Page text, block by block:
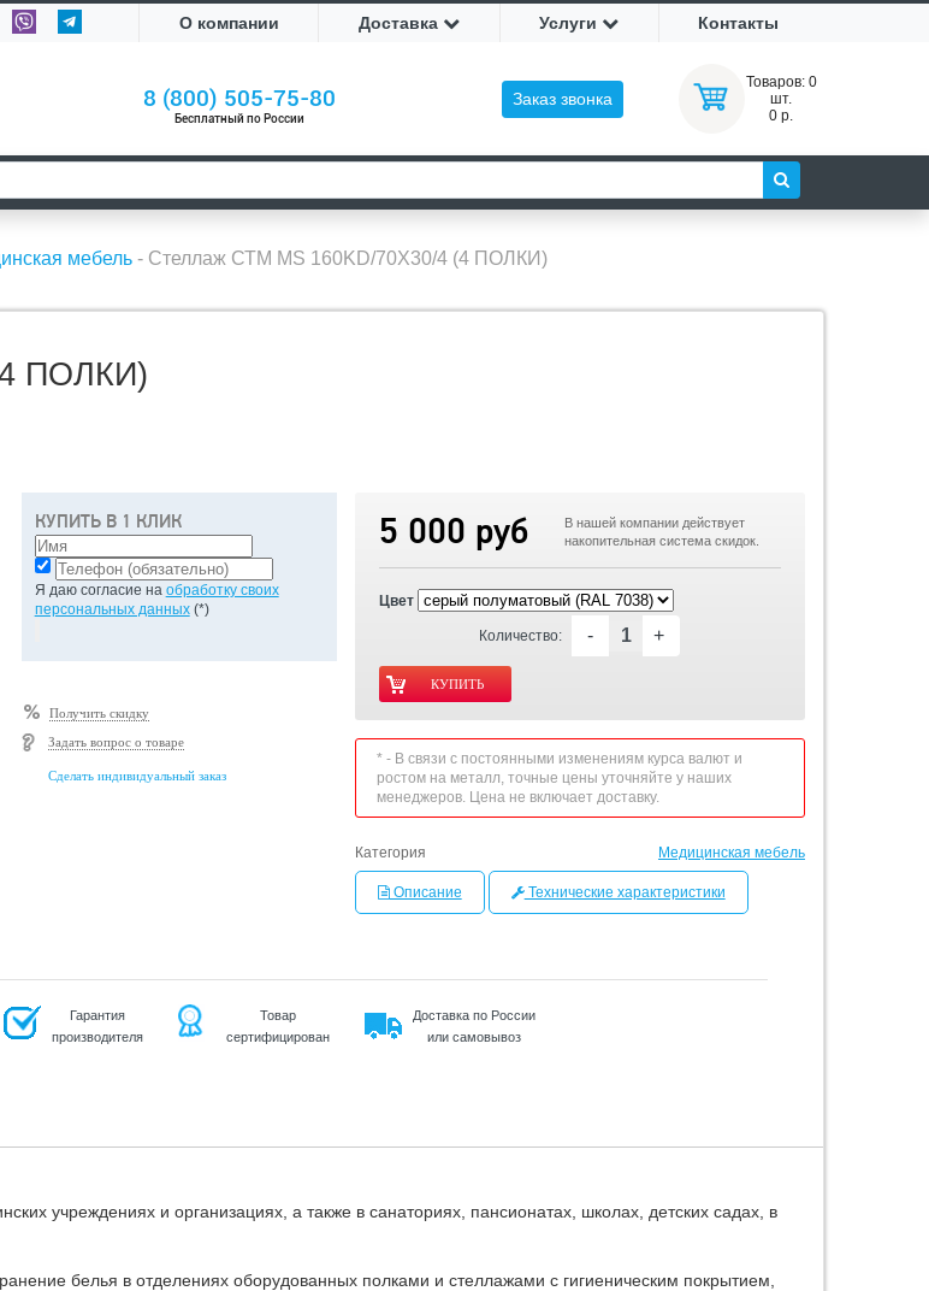
О компании Доставка Услуги Контакты
8 (800) 505-75-80
Бесплатный по России
Заказ звонка
Товаров: 0
шт.
0 р.
мебель - Стеллаж СТМ MS 160KD/70Х30/4 (4 ПОЛКИ)
ПОЛКИ)
КУПИТЬ В 1 КЛИК
Я даю согласие на обработку своих
персональных данных(*)
Получить скидку
Задать вопрос о товаре
Сделать индивидуальный заказ
5 000 руб
В нашей компании действует
накопительная система скидок.
Цвет
Количество: - +
* - В связи с постоянными изменениям курса валют и
ростом на металл, точные цены уточняйте у наших
менеджеров. Цена не включает доставку.
Категория Медицинская мебель
Описание Технические характеристики
Гарантия
производителя
Товар
сертифицирован
Доставка по России
или самовывоз
учреждениях и организациях, а также в санаториях, пансионатах, школах, детских садах, в
белья в отделениях оборудованных полками и стеллажами с гигиеническим покрытием,